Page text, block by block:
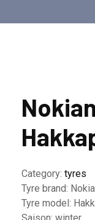
Nokian
Category: tyres
Tyre brand:
Tyre model: